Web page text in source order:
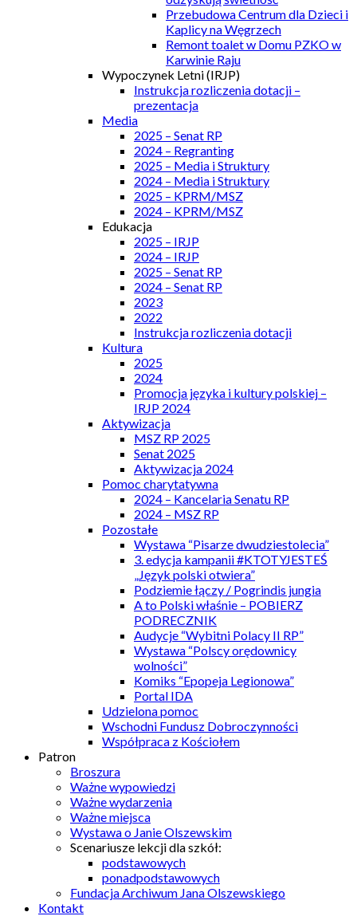
Przebudowa Centrum dla Dzieci i
Kaplicy na Węgrzech
Remont toalet w Domu PZKO w
Karwinie Raju
Wypoczynek Letni (IRJP)
Instrukcja rozliczenia dotacji –
prezentacja
Media
2025 – Senat RP
2024 – Regranting
2025 – Media i Struktury
2024 – Media i Struktury
2025 – KPRM/MSZ
2024 – KPRM/MSZ
Edukacja
2025 – IRJP
2024 – IRJP
2025 – Senat RP
2024 – Senat RP
2023
2022
Instrukcja rozliczenia dotacji
Kultura
2025
2024
Promocja języka i kultury polskiej –
IRJP 2024
Aktywizacja
MSZ RP 2025
Senat 2025
Aktywizacja 2024
Pomoc charytatywna
2024 – Kancelaria Senatu RP
2024 – MSZ RP
Pozostałe
Wystawa “Pisarze dwudziestolecia”
3. edycja kampanii #KTOTYJESTEŚ
„Język polski otwiera”
Podziemie łączy / Pogrindis jungia
A to Polski właśnie – POBIERZ
PODRECZNIK
Audycje “Wybitni Polacy II RP”
Wystawa “Polscy orędownicy
wolności”
Komiks “Epopeja Legionowa”
Portal IDA
Udzielona pomoc
Wschodni Fundusz Dobroczynności
Współpraca z Kościołem
Patron
Broszura
Ważne wypowiedzi
Ważne wydarzenia
Ważne miejsca
Wystawa o Janie Olszewskim
Scenariusze lekcji dla szkół:
podstawowych
ponadpodstawowych
Fundacja Archiwum Jana Olszewskiego
Kontakt